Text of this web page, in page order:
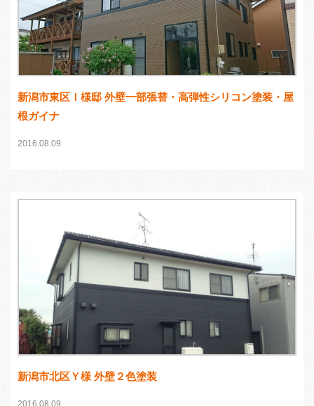
新潟市東区Ｉ様邸 外壁一部張替・高弾性シリコン塗装・屋
根ガイナ
2016.08.09
新潟市北区Ｙ様 外壁２色塗装
2016.08.09